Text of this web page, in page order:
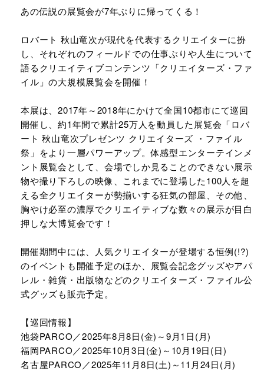
あの伝説の展覧会が7年ぶりに帰ってくる！
ロバート 秋山竜次が現代を代表するクリエイターに扮
し、それぞれのフィールドでの仕事ぶりや⼈⽣について
語るクリエイティブコンテンツ「クリエイターズ・ファ
イル」の大規模展覧会を開催！
本展は、2017年～2018年にかけて全国10都市にて巡回
開催し、約1年間で累計25万人を動員した展覧会「ロバ
ート 秋山竜次プレゼンツ クリエイターズ ・ファイル
祭」をより一層パワーアップ。体感型エンターテインメ
ント展覧会として、会場でしか見ることのできない展示
物や撮り下ろしの映像、これまでに登場した100人を超
える全クリエイターが勢揃いする狂気の部屋、その他、
胸やけ必至の濃厚でクリエイティブな数々の展示が目白
押しな大博覧会です！
開催期間中には、人気クリエイターが登場する恒例(!?)
のイベントも開催予定のほか、展覧会記念グッズやアパ
レル・雑貨・出版物などのクリエイターズ・ファイル公
式グッズも販売予定。
【巡回情報】
池袋PARCO／2025年8月8日(金)～9月1日(月)
福岡PARCO／2025年10月3日(金)～10月19日(日)
名古屋PARCO／2025年11月8日(土)～11月24日(月)